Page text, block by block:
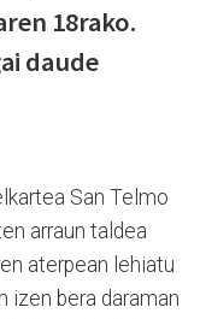
18rako.
daude
San Telmo
arraun taldea
aterpean lehiatu
izen bera daraman